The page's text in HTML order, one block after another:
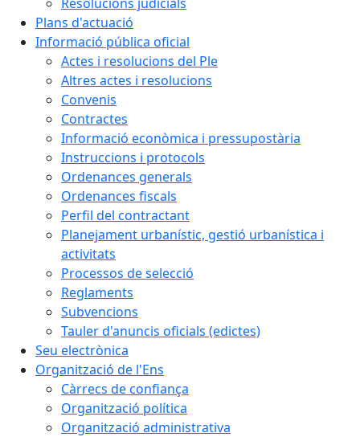
Plans d'actuació
Informació pública oficial
Actes i resolucions del Ple
Altres actes i resolucions
Convenis
Contractes
Informació econòmica i pressupostària
Instruccions i protocols
Ordenances generals
Ordenances fiscals
Perfil del contractant
Planejament urbanístic, gestió urbanística i
activitats
Processos de selecció
Reglaments
Subvencions
Tauler d'anuncis oficials (edictes)
Seu electrònica
Organització de l'Ens
Càrrecs de confiança
Organització política
Organització administrativa